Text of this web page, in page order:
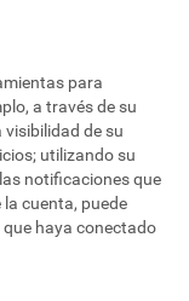
para
a través de su
de su
utilizando su
notificaciones que
cuenta, puede
que haya conectado